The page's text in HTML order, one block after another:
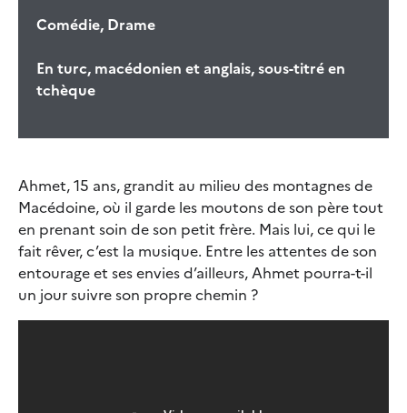
Comédie, Drame
En turc, macédonien et anglais, sous-titré en
tchèque
Ahmet, 15 ans, grandit au milieu des montagnes de
Macédoine, où il garde les moutons de son père tout
en prenant soin de son petit frère. Mais lui, ce qui le
fait rêver, c’est la musique. Entre les attentes de son
entourage et ses envies d’ailleurs, Ahmet pourra-t-il
un jour suivre son propre chemin ?